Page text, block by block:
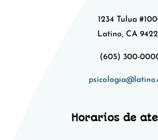
1234 Tulua
Latino, CA
(605) 300-
Horarios de